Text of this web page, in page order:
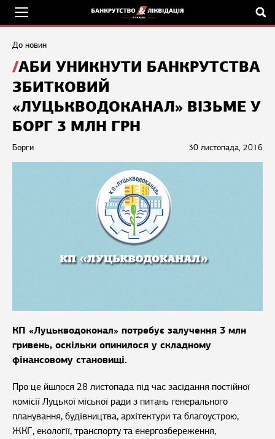
До новин
АБИ УНИКНУТИ БАНКРУТСТВА
ЗБИТКОВИЙ
«ЛУЦЬКВОДОКАНАЛ» ВІЗЬМЕ У
БОРГ 3 МЛН ГРН
30 листопада, 2016
Борги
КП «Луцькводоконал» потребує залучення 3 млн
гривень, оскільки опинилося у складному
фінансовому становищі.
Про це йшлося 28 листопада під час засідання постійної
комісії Луцької міської ради з питань генерального
планування, будівництва, архітектури та благоустрою,
ЖКГ, екології, транспорту та енергозбереження,